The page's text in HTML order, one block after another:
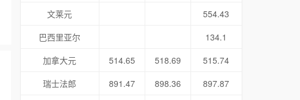
文莱元
554.43
巴西里亚尔
134.1
加拿大元
514.65 518.69
515.74
瑞士法郎
891.47 898.36
897.87